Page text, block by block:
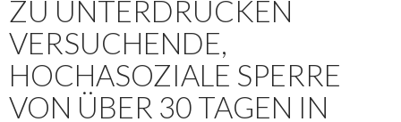
ZU UNTERDRÜCKEN
VERSUCHENDE,
HOCHASOZIALE SPERRE
VON ÜBER 30 TAGEN IN